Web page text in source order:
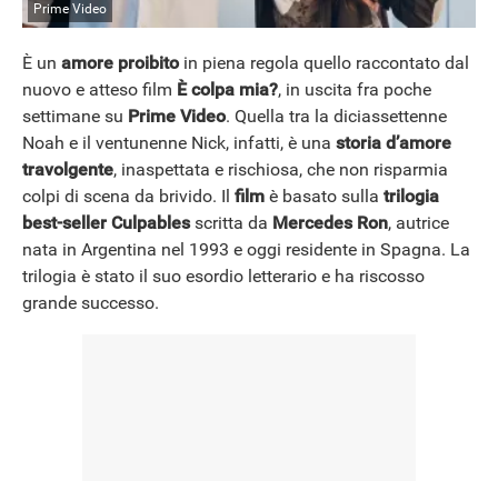
NEWS
Prime Video
È un amore proibitoin piena regola quello raccontato dal
nuovo e atteso film È colpa mia?, in uscita fra poche
settimane su Prime Video. Quella tra la diciassettenne
Noah e il ventunenne Nick, infatti, è una storia d’amore
travolgente, inaspettata e rischiosa, che non risparmia
colpi di scena da brivido. Il film è basato sulla trilogia
best-seller Culpablesscritta da Mercedes Ron, autrice
nata in Argentina nel 1993 e oggi residente in Spagna. La
trilogia è stato il suo esordio letterario e ha riscosso
grande successo.